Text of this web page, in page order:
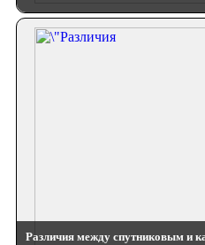
Различия между спутниковым и